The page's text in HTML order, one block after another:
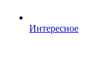
Интересное